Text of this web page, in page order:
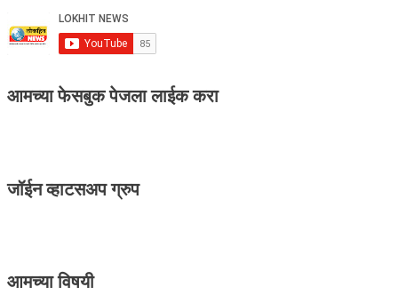
आमच्या फेसबुक पेजला लाईक करा
जॉईन व्हाटसअप ग्रुप
आमच्या विषयी